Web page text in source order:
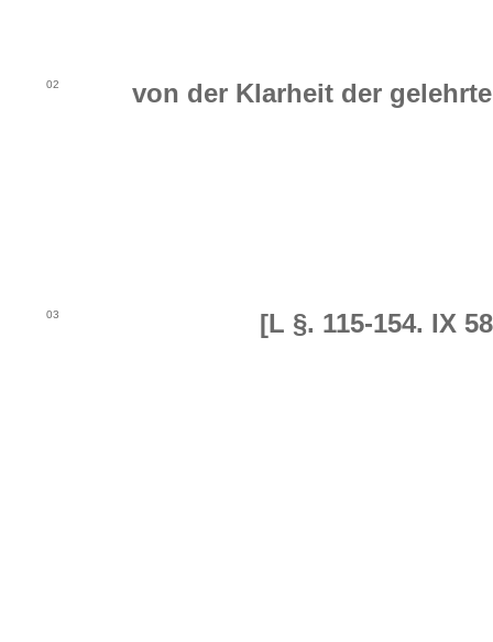
02 von der Klarheit der
03 [L §. 115-154. IX